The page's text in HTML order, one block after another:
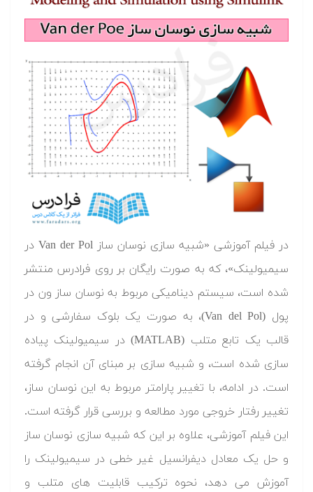
در فیلم آموزشی «شبیه سازی نوسان ساز Van der Pol در
سیمیولینک»، که به صورت رایگان بر روی فرادرس منتشر
شده است، سیستم دینامیکی مربوط به نوسان ساز ون در
پول (Van del Pol)، به صورت یک بلوک سفارشی و در
قالب یک تابع متلب (MATLAB) در سیمیولینک پیاده
سازی شده است، و شبیه سازی بر مبنای آن انجام گرفته
است. در ادامه، با تغییر پارامتر مربوط به این نوسان ساز،
تغییر رفتار خروجی مورد مطالعه و بررسی قرار گرفته است.
این فیلم آموزشی، علاوه بر این که شبیه سازی نوسان ساز
و حل یک معادل دیفرانسیل غیر خطی در سیمیولینک را
آموزش می دهد، نحوه ترکیب قابلیت های متلب و